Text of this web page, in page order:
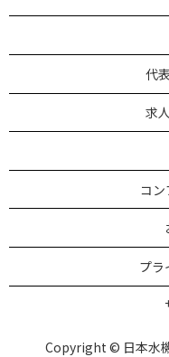
代
求
コ
プラ
Copyright © 日本水